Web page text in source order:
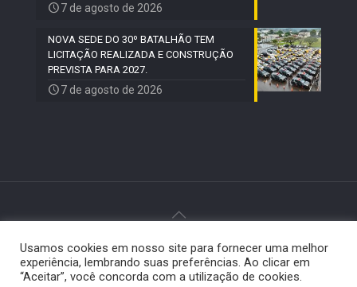
7 de agosto de 2026
NOVA SEDE DO 30º BATALHÃO TEM
LICITAÇÃO REALIZADA E CONSTRUÇÃO
PREVISTA PARA 2027.
7 de agosto de 2026
© 2024 Paiquerê - Todos os direitos reservados |
Desenvolvido porElemento Visual .
Usamos cookies em nosso site para fornecer uma melhor
experiência, lembrando suas preferências. Ao clicar em
“Aceitar”, você concorda com a utilização de cookies.